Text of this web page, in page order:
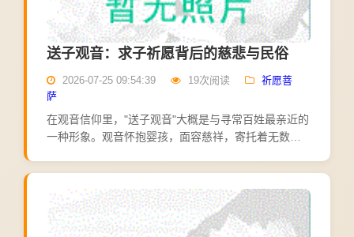
送子观音：求子祈愿背后的慈悲与民俗
2026-07-25 09:54:39 19次阅读
祈愿菩
萨
在观音信仰里，"送子观音"大概是与寻常百姓最亲近的
一种形象。观音怀抱婴孩，面容慈祥，寄托着无数家
莲华经·观世音菩萨普门品》。经中明确写道："若有女
人，设欲...